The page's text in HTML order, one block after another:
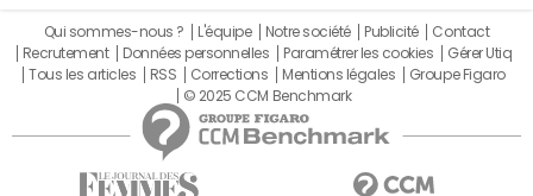
Qui sommes-nous ? L'équipe Notre société Publicité
Contact
Recrutement
Données personnelles Paramétrer les cookies
Gérer Utiq
Tous les articles
RSS Corrections Mentions légales
Groupe Figaro
© 2025 CCM Benchmark